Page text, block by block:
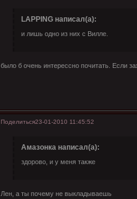
LAPPING написал(а):
и лишь одно из них с Вилле.
было б очень интерессно почитать. Если
Поделиться23-01-2010 11:45:52
Амазонка написал(а):
здорово, и у меня также
Лен, а ты почему не выкладываешь